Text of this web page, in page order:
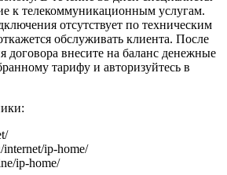
к телекоммуникационным услугам.
отсутствует по техническим
обслуживать клиента. После
договора внесите на баланс денежные
тарифу и авторизуйтесь в
internet/ip-home/
ip-home/